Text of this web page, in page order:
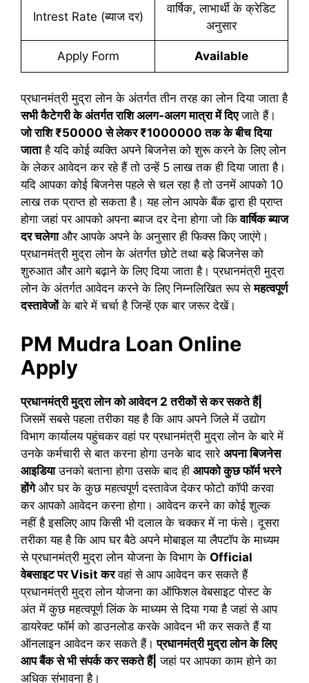
Intrest Rate (ब्याज दर)
वार्षिक, लाभार्थी के क्रेडिट
अनुसार
Apply Form Available
प्रधानमंत्री मुद्रा लोन के अंतर्गत तीन तरह का लोन दिया जाता है
सभी कैटेगरी के अंतर्गत राशि अलग-अलग मात्रा में दिएजाते हैं।
जो राशि ₹50000 से लेकर ₹1000000 तक के बीच दिया
जाताहै यदि कोई व्यक्ति अपने बिजनेस को शुरू करने के लिए लोन
के लेकर आवेदन कर रहे हैं तो उन्हें 5 लाख तक ही दिया जाता है।
यदि आपका कोई बिजनेस पहले से चल रहा है तो उनमें आपको 10
लाख तक प्राप्त हो सकता है। यह लोन आपके बैंक द्वारा ही प्राप्त
होगा जहां पर आपको अपना ब्याज दर देना होगा जो किवार्षिक ब्याज
दर चलेगाऔर आपके अपने के अनुसार ही फिक्स किए जाएंगे।
प्रधानमंत्री मुद्रा लोन के अंतर्गत छोटे तथा बड़े बिजनेस को
शुरुआत और आगे बढ़ाने के लिए दिया जाता है। प्रधानमंत्री मुद्रा
लोन के अंतर्गत आवेदन करने के लिए निम्नलिखित रूप सेमहत्वपूर्ण
दस्तावेजोंके बारे में चर्चा है जिन्हें एक बार जरूर देखें।
PM Mudra Loan Online
Apply
प्रधानमंत्री मुद्रा लोन को आवेदन 2 तरीकों से कर सकते हैं|
जिसमें सबसे पहला तरीका यह है कि आप अपने जिले में उद्योग
विभाग कार्यालय पहुंचकर वहां पर प्रधानमंत्री मुद्रा लोन के बारे में
उनके कर्मचारी से बात करना होगा उनके बाद सारे अपना बिजनेस
आइडियाउनको बताना होगा उसके बाद ही आपको कुछ फॉर्म भरने
होंगेऔर घर के कुछ महत्वपूर्ण दस्तावेज देकर फोटो कॉपी करवा
कर आपको आवेदन करना होगा। आवेदन करने का कोई शुल्क
नहीं है इसलिए आप किसी भी दलाल के चक्कर में ना फंसे। दूसरा
तरीका यह है कि आप घर बैठे अपने मोबाइल या लैपटॉप के माध्यम
से प्रधानमंत्री मुद्रा लोन योजना के विभाग के Official
वेबसाइट पर Visit करवहां से आप आवेदन कर सकते हैं
प्रधानमंत्री मुद्रा लोन योजना का ऑफिशल वेबसाइट पोस्ट के
अंत में कुछ महत्वपूर्ण लिंक के माध्यम से दिया गया है जहां से आप
डायरेक्ट फॉर्म को डाउनलोड करके आवेदन भी कर सकते हैं या
ऑनलाइन आवेदन कर सकते हैं। प्रधानमंत्री मुद्रा लोन के लिए
आप बैंक से भी संपर्क कर सकते हैं| जहां पर आपका काम होने का
अधिक संभावना है।